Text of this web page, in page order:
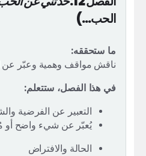
الحب...)
ما ستحققه:
ناقش مواقف وهمية وعبّر عن
في هذا الفصل، ستتعلم:
التعبير عن الفرضية
يُعبّر عن شيء واضح أو
الحالة والافتراض